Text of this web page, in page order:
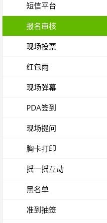
短信平台
报名审核
现场投票
红包雨
现场弹幕
PDA签到
现场提问
胸卡打印
摇一摇互动
黑名单
准到抽签